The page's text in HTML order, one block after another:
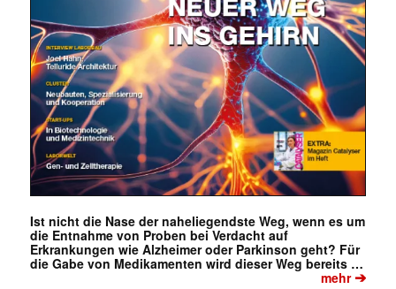
Ist nicht die Nase der naheliegendste Weg, wenn es um
die Entnahme von Proben bei Verdacht auf
Erkrankungen wie Alzheimer oder Parkinson geht? Für
die Gabe von Medikamenten wird dieser Weg bereits …
mehr➔